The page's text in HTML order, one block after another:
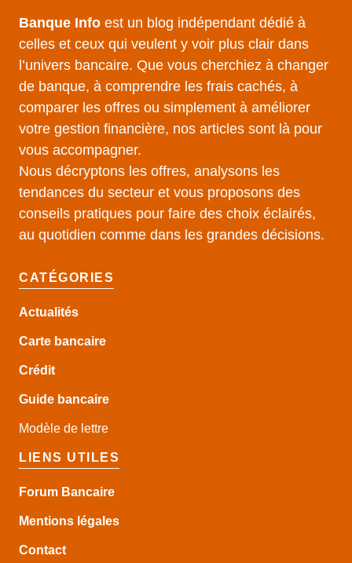
Banque Info est un blog indépendant dédié à
celles et ceux qui veulent y voir plus clair dans
l’univers bancaire. Que vous cherchiez à changer
de banque, à comprendre les frais cachés, à
comparer les offres ou simplement à améliorer
votre gestion financière, nos articles sont là pour
vous accompagner.
Nous décryptons les offres, analysons les
tendances du secteur et vous proposons des
conseils pratiques pour faire des choix éclairés,
au quotidien comme dans les grandes décisions.
CATÉGORIES
Actualités
Carte bancaire
Crédit
Guide bancaire
Modèle de lettre
LIENS UTILES
Forum Bancaire
Mentions légales
Contact